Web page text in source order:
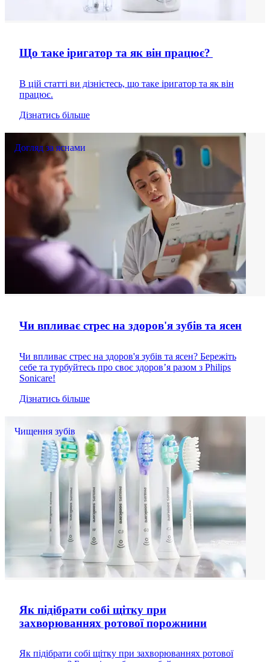
Що таке іригатор та як він працює?
В цій статті ви дізнієтесь, що таке іригатор та як він
працює.
Дізнатись більше
Догляд за яснами
Чи впливає стрес на здоров'я зубів та ясен
Чи впливає стрес на здоров'я зубів та ясен? Бережіть
себе та турбуйтесь про своє здоров’я разом з Philips
Sonicare!
Дізнатись більше
Чищення зубів
Як підібрати собі щітку при
захворюваннях ротової порожнини
Як підібрати собі щітку при захворюваннях ротової